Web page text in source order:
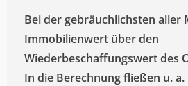
Bei der gebräuchlichsten
Immobilienwert über den
Wiederbeschaffungswert des
In die Berechnung fließen u.